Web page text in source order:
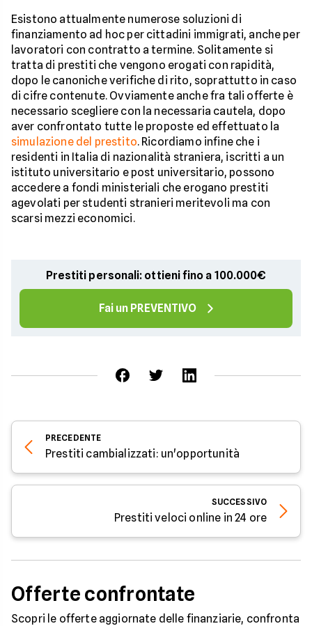
Esistono attualmente numerose soluzioni di
finanziamento ad hoc per cittadini immigrati, anche per
lavoratori con contratto a termine. Solitamente si
tratta di prestiti che vengono erogati con rapidità,
dopo le canoniche verifiche di rito, soprattutto in caso
di cifre contenute. Ovviamente anche fra tali offerte è
necessario scegliere con la necessaria cautela, dopo
aver confrontato tutte le proposte ed effettuato la
simulazione del prestito. Ricordiamo infine che i
residenti in Italia di nazionalità straniera, iscritti a un
istituto universitario e post universitario, possono
accedere a fondi ministeriali che erogano prestiti
agevolati per studenti stranieri meritevoli ma con
scarsi mezzi economici.
Prestiti personali: ottieni fino a 100.000€
Fai un PREVENTIVO
PRECEDENTE
Prestiti cambializzati: un'opportunità
SUCCESSIVO
Prestiti veloci online in 24 ore
Offerte confrontate
Scopri le offerte aggiornate delle finanziarie, confronta